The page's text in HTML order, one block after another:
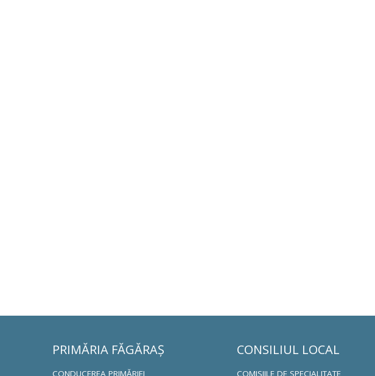
PRIMĂRIA FĂGĂRAŞ
CONDUCEREA PRIMĂRIEI
CONSILIUL LOCAL
COMISIILE DE SPECIALITATE